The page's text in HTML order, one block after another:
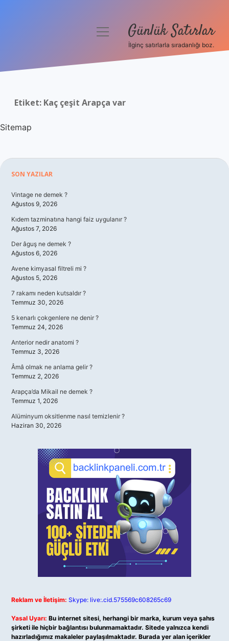
Yasal Uyarı
Hakkımızda
menüyü Günlük Satırlar
İlginç satırlarla sıradanlığı boz.
Etiket: Kaç çeşit Arapça var
Sitemap
Sidebar
SON YAZILAR
Vintage ne demek ?
Ağustos 9, 2026
Kıdem tazminatına hangi faiz uygulanır ?
Ağustos 7, 2026
Der âguş ne demek ?
Ağustos 6, 2026
Avene kimyasal filtreli mi ?
Ağustos 5, 2026
7 rakamı neden kutsaldır ?
Temmuz 30, 2026
5 kenarlı çokgenlere ne denir ?
Temmuz 24, 2026
Anterior nedir anatomi ?
Temmuz 3, 2026
Âmâ olmak ne anlama gelir ?
Temmuz 2, 2026
Arapça’da Mikail ne demek ?
Temmuz 1, 2026
Alüminyum oksitlenme nasıl temizlenir ?
Haziran 30, 2026
Reklam ve İletişim: Skype: live:.cid.575569c608265c69
Yasal Uyarı: Bu internet sitesi, herhangi bir marka, kurum veya şahıs
şirketi ile hiçbir bağlantısı bulunmamaktadır. Sitede yalnızca kendi
hazırladığımız makaleler paylaşılmaktadır. Burada yer alan içerikler